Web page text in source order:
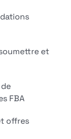
et
FBA
offres